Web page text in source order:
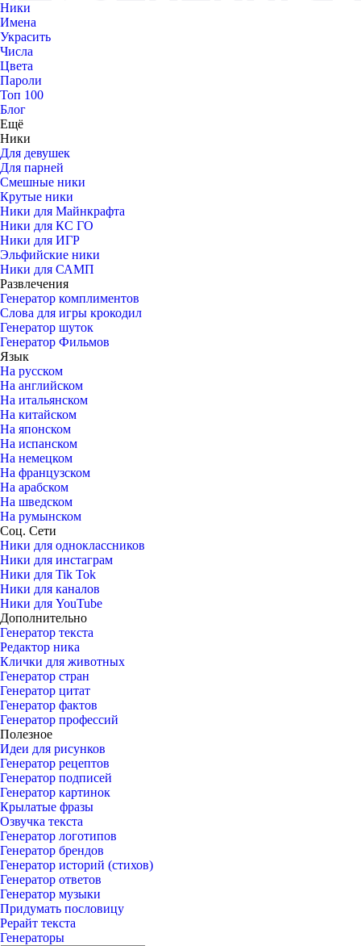
Ники
Имена
Украсить
Числа
Цвета
Пароли
Топ 100
Блог
Ещё
Ники
Для девушек
Для парней
Смешные ники
Крутые ники
Ники для Майнкрафта
Ники для КС ГО
Ники для ИГР
Эльфийские ники
Ники для САМП
Развлечения
Генератор комплиментов
Слова для игры крокодил
Генератор шуток
Генератор Фильмов
Язык
На русском
На английском
На итальянском
На китайском
На японском
На испанском
На немецком
На французском
На арабском
На шведском
На румынском
Соц. Сети
Ники для одноклассников
Ники для инстаграм
Ники для Tik Tok
Ники для каналов
Ники для YouTube
Дополнительно
Генератор текста
Редактор ника
Клички для животных
Генератор стран
Генератор цитат
Генератор фактов
Генератор профессий
Полезное
Идеи для рисунков
Генератор рецептов
Генератор подписей
Генератор картинок
Крылатые фразы
Озвучка текста
Генератор логотипов
Генератор брендов
Генератор историй (стихов)
Генератор ответов
Генератор музыки
Придумать пословицу
Рерайт текста
Генераторы